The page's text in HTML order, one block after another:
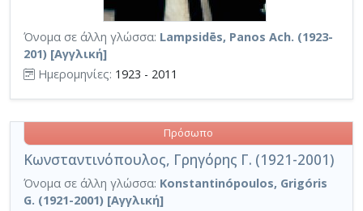
Όνομα σε άλλη γλώσσα: Lampsidēs, Panos Ach. (1923-
201) [Αγγλική]
Ημερομηνίες: 1923 - 2011
Κωνσταντινόπουλος, Γρηγόρης Γ. (1921-2001)
Πρόσωπο
Όνομα σε άλλη γλώσσα: Konstantinópoulos, Grigóris
G. (1921-2001) [Αγγλική]